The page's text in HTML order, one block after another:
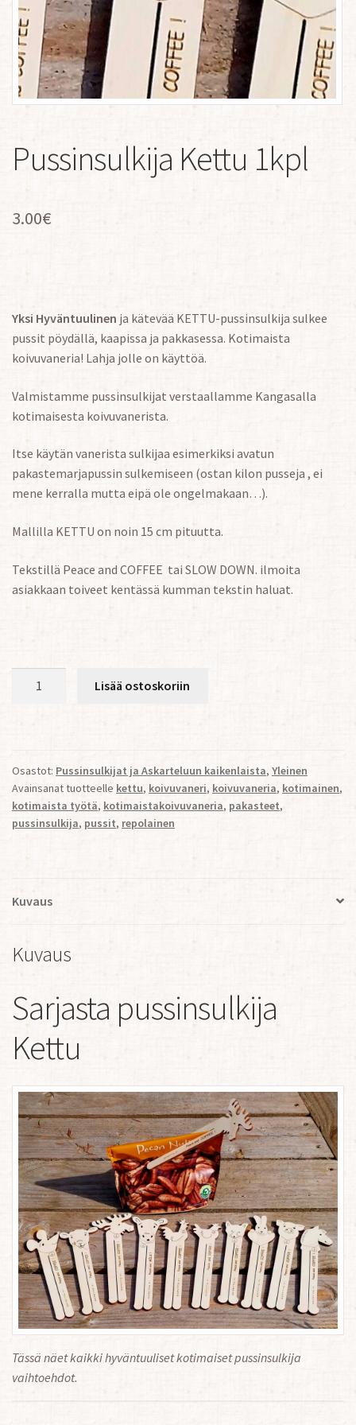
Pussinsulkija Kettu 1kpl
3.00€
Yksi Hyväntuulinen ja kätevää KETTU-pussinsulkija sulkee
pussit pöydällä, kaapissa ja pakkasessa. Kotimaista
koivuvaneria! Lahja jolle on käyttöä.
Valmistamme pussinsulkijat verstaallamme Kangasalla
kotimaisesta koivuvanerista.
Itse käytän vanerista sulkijaa esimerkiksi avatun
pakastemarjapussin sulkemiseen (ostan kilon pusseja , ei
mene kerralla mutta eipä ole ongelmakaan…).
Mallilla KETTU on noin 15 cm pituutta.
Tekstillä Peace and COFFEE tai SLOW DOWN. ilmoita
asiakkaan toiveet kentässä kumman tekstin haluat.
Lisää ostoskoriin
Osastot: Pussinsulkijat ja Askarteluun kaikenlaista, Yleinen
Avainsanat tuotteelle kettu, koivuvaneri, koivuvaneria, kotimainen,
kotimaista työtä, kotimaistakoivuvaneria, pakasteet,
pussinsulkija, pussit, repolainen
Kuvaus
Kuvaus
Sarjasta pussinsulkija
Kettu
Tässä näet kaikki hyväntuuliset kotimaiset pussinsulkija
vaihtoehdot.